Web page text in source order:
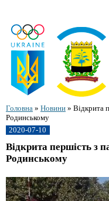
Головна » Новини » Відкрита
Родинському
2020-07-10
Відкрита першість з
Родинському